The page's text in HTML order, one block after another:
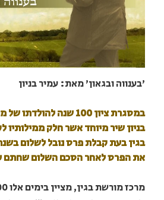
'בענווה ובגאון' מאת: עמיר בניון
במסגרת ציון 100 שנה
בניון שיר מיוחד אשר חלק ממילותיו
את הפרס לאחר הסכם השלום שחתם